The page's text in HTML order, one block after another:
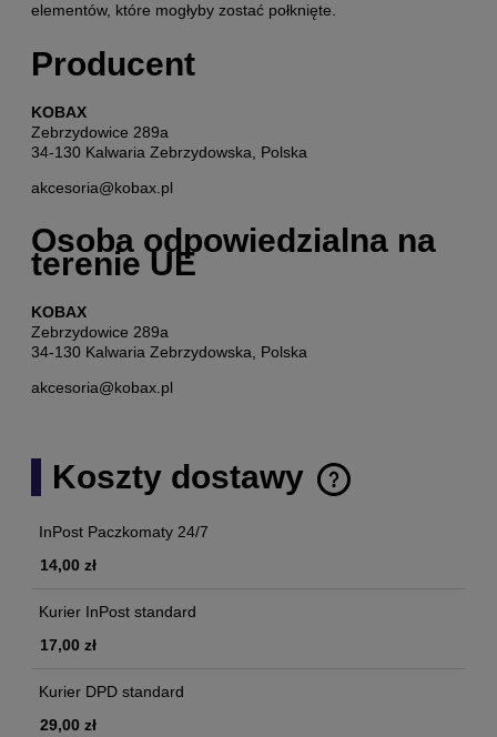
elementów, które mogłyby zostać połknięte.
Producent
KOBAX
Zebrzydowice 289a
34-130 Kalwaria Zebrzydowska, Polska
akcesoria@kobax.pl
Osoba odpowiedzialna na
terenie UE
KOBAX
Zebrzydowice 289a
34-130 Kalwaria Zebrzydowska, Polska
akcesoria@kobax.pl
Koszty dostawy
Cena nie zawiera ewentualnych kosztów płatności
InPost Paczkomaty 24/7
14,00 zł
Kurier InPost standard
17,00 zł
Kurier DPD standard
29,00 zł